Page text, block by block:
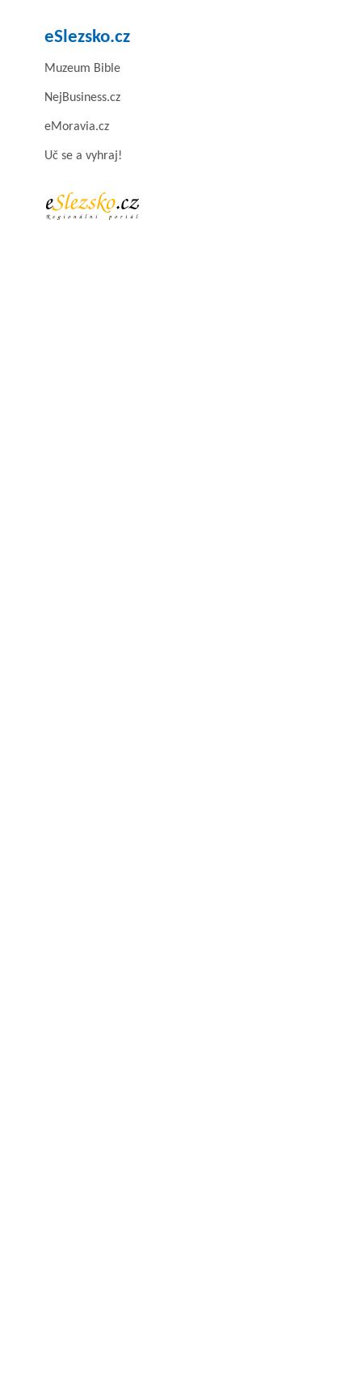
eSlezsko.cz
Muzeum Bible
NejBusiness.cz
eMoravia.cz
Uč se a vyhraj!